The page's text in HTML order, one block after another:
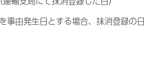
事由発生日とする場合、抹消登録